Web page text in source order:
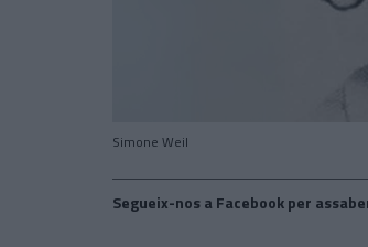
Simone Weil
Segueix-nos a Facebook per